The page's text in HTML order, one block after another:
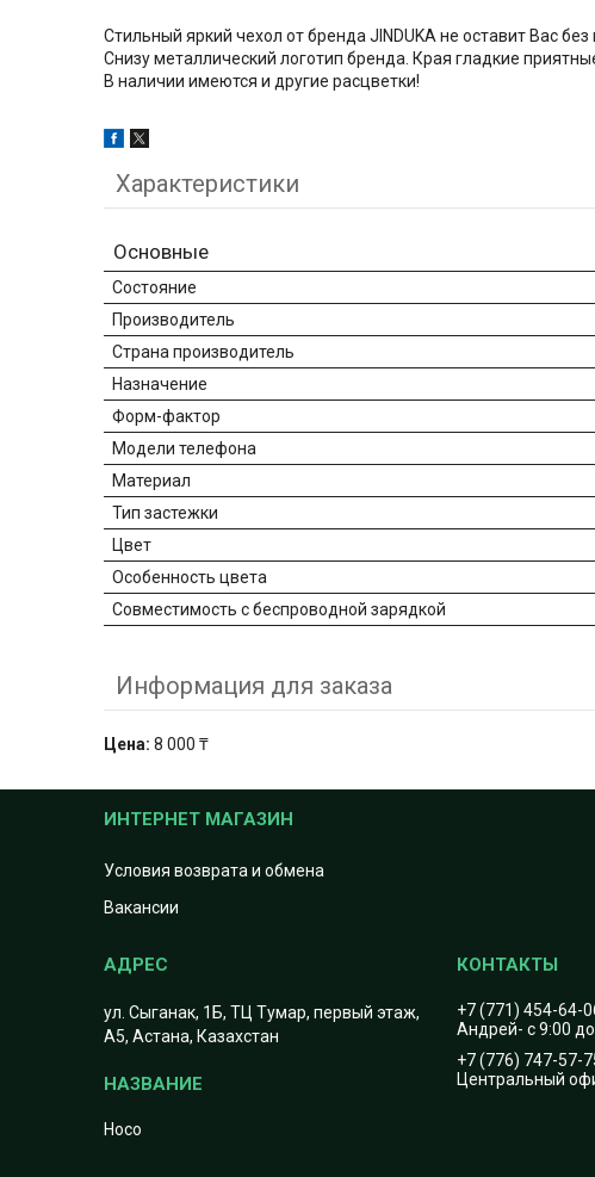
Стильный яркий чехол от бренда JINDUKA не оставит Вас
Снизу металлический логотип бренда. Края гладкие
В наличии имеются и другие расцветки!
Характеристики
Основные
Состояние
Производитель
Страна производитель
Назначение
Форм-фактор
Модели телефона
Материал
Тип застежки
Цвет
Особенность цвета
Совместимость с беспроводной зарядкой
Информация для заказа
Цена: 8 000 ₸
ИНТЕРНЕТ МАГАЗИН
Условия возврата и обмена
Вакансии
ул. Сыганак, 1Б, ТЦ Тумар, первый этаж,
А5, Астана, Казахстан
Hoco
+7 (771) 454-64-
Андрей- с 9:00
+7 (776) 747-57-
Центральный